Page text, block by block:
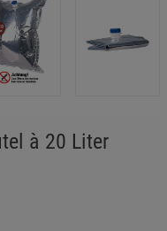
à 20 Liter